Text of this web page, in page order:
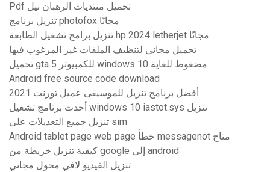
Pdf تحميل منتديات الرهبان نيل
تنزيل برنامج photofox مجانًا
تنزيل برامج تشغيل الطابعة hp 2024 letherjet مجانًا
تحميل مجاني لتنظيف الملفات غير المرغوب فيها
تحميل gta 5 للكمبيوتر windows 10 مضغوط للغاية
Android free source code download
أفضل برنامج تنزيل للموسيقى عميل تورنت 2021
أحدث برنامج تشغيل windows 10 iastot.sys تنزيل
تنزيل جميع التعديلات على sim
Android tablet page web page خطأ messagenot متاح
كيفية تنزيل خريطة من google إلى android
تنزيل الفيديو لافي محول مجاني